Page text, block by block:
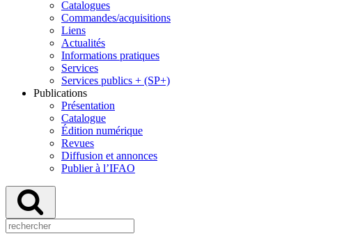
Catalogues
Commandes/acquisitions
Liens
Actualités
Informations pratiques
Services
Services publics + (SP+)
Publications
Présentation
Catalogue
Édition numérique
Revues
Diffusion et annonces
Publier à l’IFAO